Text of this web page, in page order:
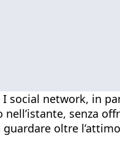
I social network, in
senza
oltre